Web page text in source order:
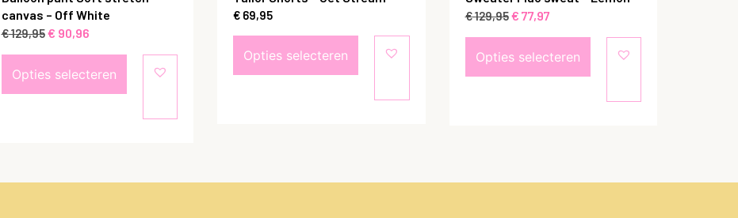
canvas – Off White
€129,95€ 90,96
Opties selecteren
€ 69,95
Opties selecteren
€129,95€ 77,97
Opties selecteren